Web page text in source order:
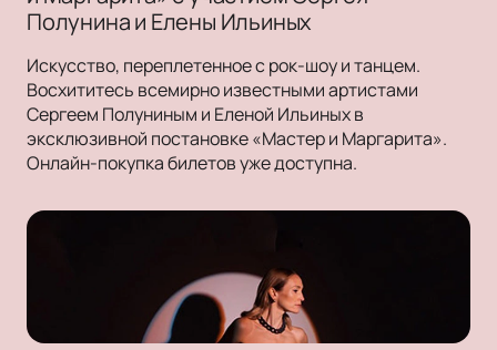
Полунина и Елены Ильиных
Искусство, переплетенное с рок-шоу и танцем.
Восхититесь всемирно известными артистами
Сергеем Полуниным и Еленой Ильиных в
эксклюзивной постановке «Мастер и Маргарита».
Онлайн-покупка билетов уже доступна.